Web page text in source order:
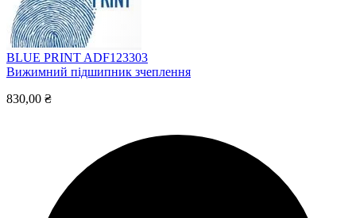
BLUE PRINT ADF123303
Вижимний підшипник зчеплення
830,00 ₴